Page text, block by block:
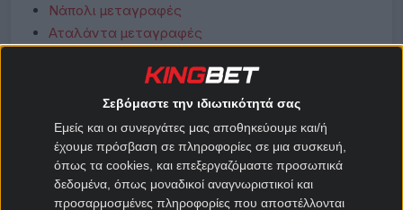
Σεβόμαστε την ιδιωτικότητά σας
Εμείς και οι συνεργάτες μας αποθηκεύουμε και/ή
έχουμε πρόσβαση σε πληροφορίες σε μια συσκευή,
όπως τα cookies, και επεξεργαζόμαστε προσωπικά
δεδομένα, όπως μοναδικοί αναγνωριστικοί και
προσαρμοσμένες πληροφορίες που αποστέλλονται
Νάπολι μεταγραφές
Αταλάντα μεταγραφές
Ρόμα μεταγραφές
Φιορεντίνα μεταγραφές
Κόμο μεταγραφές
Μπολόνια μεταγραφές
Μεταγραφές Bundesliga